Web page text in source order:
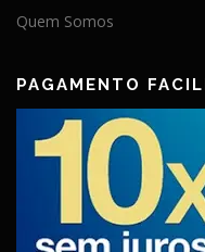
Quem Somos
PAGAMENTO